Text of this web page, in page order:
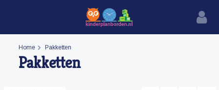
Home Pakketten
Pakketten